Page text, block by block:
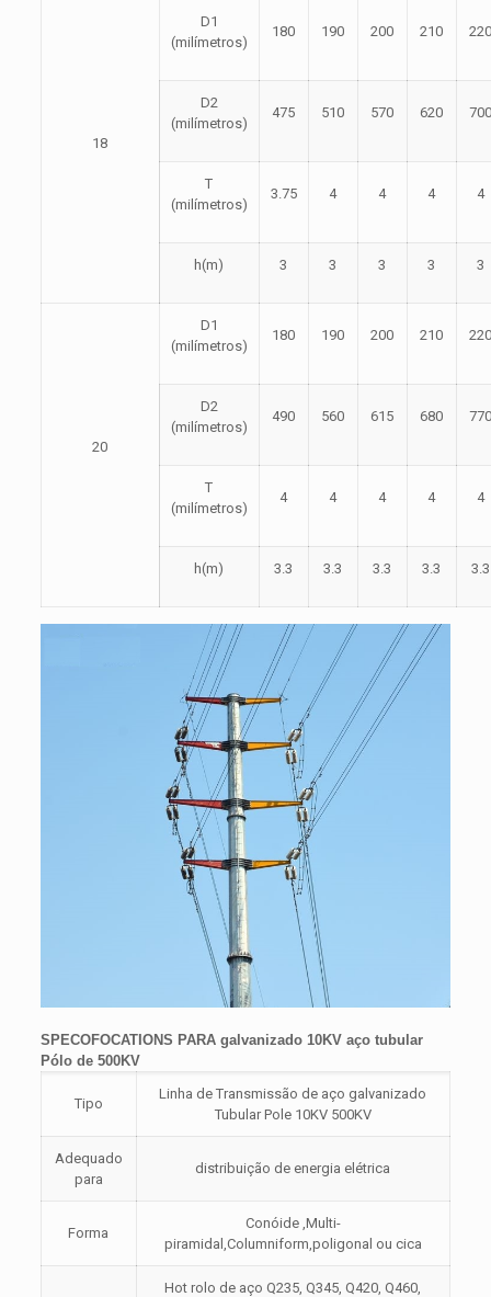
18
D1
(milímetros)
180 190 200 210
D2
(milímetros)
475 510 570 620
T
(milímetros)
3.75 4 4 4 4
h(m) 3 3 3 3 3
20
D1
(milímetros)
180 190 200 210
D2
(milímetros)
490 560 615 680
T
(milímetros)
4 4 4 4 4
h(m) 3.3 3.3 3.3 3.3 3.3
SPECOFOCATIONS PARA galvanizado 10KV aço tubular
Pólo de 500KV
Tipo
Linha de Transmissão de aço galvanizado
Tubular Pole 10KV 500KV
Adequado
para
distribuição de energia elétrica
Forma
Conóide ,Multi-
piramidal,Columniform,poligonal ou cica
Hot rolo de aço Q235, Q345, Q420, Q460,